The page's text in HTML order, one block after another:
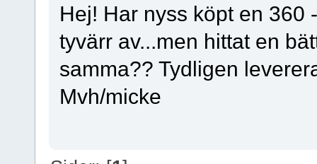
Hej! Har nyss köpt en 360
tyvärr av...men hittat en
samma?? Tydligen
Mvh/micke